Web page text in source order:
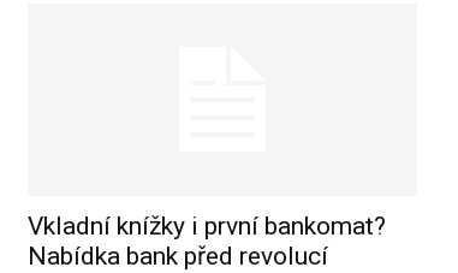
Vkladní knížky i první bankomat?
Nabídka bank před revolucí